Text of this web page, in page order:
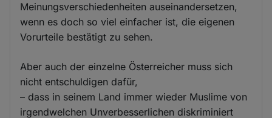
Meinungsverschiedenheiten auseinandersetzen,
wenn es doch so viel einfacher ist, die eigenen
Vorurteile bestätigt zu sehen.
Aber auch der einzelne Österreicher muss sich
nicht entschuldigen dafür,
– dass in seinem Land immer wieder Muslime von
irgendwelchen Unverbesserlichen diskriminiert